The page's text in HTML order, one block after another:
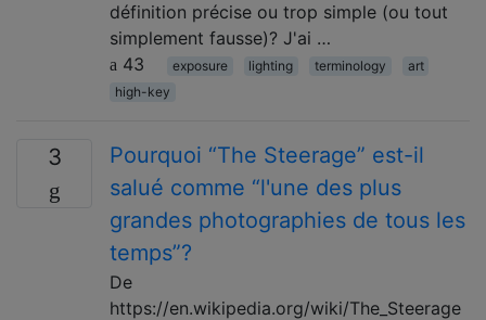
définition précise ou trop simple (ou tout
simplement fausse)? J'ai …
43
exposure lighting terminology
art
high-key
3
Pourquoi “The Steerage” est-il
salué comme “l'une des plus
grandes photographies de tous les
temps”?
De
https://en.wikipedia.org/wiki/The_Steerage